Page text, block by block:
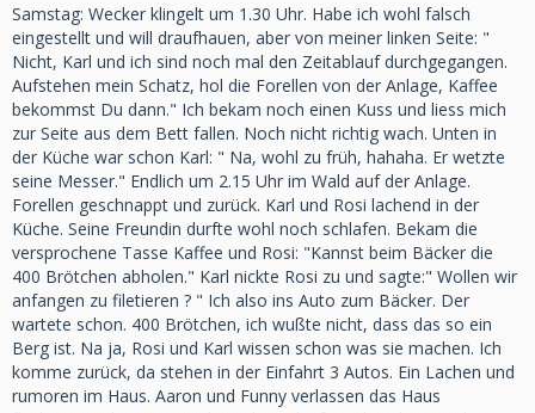
Samstag: Wecker klingelt um 1.30 Uhr. Habe ich wohl falsch
eingestellt und will draufhauen, aber von meiner linken Seite: "
Nicht, Karl und ich sind noch mal den Zeitablauf durchgegangen.
Aufstehen mein Schatz, hol die Forellen von der Anlage, Kaffee
bekommst Du dann." Ich bekam noch einen Kuss und liess mich
zur Seite aus dem Bett fallen. Noch nicht richtig wach. Unten in
der Küche war schon Karl: " Na, wohl zu früh, hahaha. Er wetzte
seine Messer." Endlich um 2.15 Uhr im Wald auf der Anlage.
Forellen geschnappt und zurück. Karl und Rosi lachend in der
Küche. Seine Freundin durfte wohl noch schlafen. Bekam die
versprochene Tasse Kaffee und Rosi: "Kannst beim Bäcker die
400 Brötchen abholen." Karl nickte Rosi zu und sagte:" Wollen wir
anfangen zu filetieren ? " Ich also ins Auto zum Bäcker. Der
wartete schon. 400 Brötchen, ich wußte nicht, dass das so ein
Berg ist. Na ja, Rosi und Karl wissen schon was sie machen. Ich
komme zurück, da stehen in der Einfahrt 3 Autos. Ein Lachen und
rumoren im Haus. Aaron und Funny verlassen das Haus